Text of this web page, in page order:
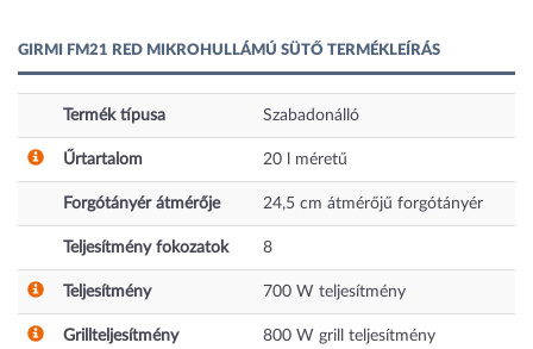
GIRMI FM21 RED MIKROHULLÁMÚ SÜTŐ TERMÉKLEÍRÁS
Termék típusa Szabadonálló
Űrtartalom 20 méretű
Forgótányér átmérője 24,5 cm átmérőjű forgótányér
Teljesítmény fokozatok 8
Teljesítmény 700 W teljesítmény
Grillteljesítmény 800 W grill teljesítmény